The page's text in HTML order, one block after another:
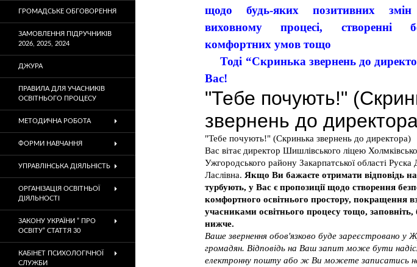
щодо будь-яких позитивних
виховному процесі, створенні
комфортних умов тощо
Тоді “Скринька звернень до
Вас!
ГРОМАДСЬКЕ ОБГОВОРЕННЯ
ЗАМОВЛЕННЯ ПІДРУЧНИКІВ
2026, 2025, 2024
ДЖУРА
ПРАВИЛА ДЛЯ УЧАСНИКІВ
ОСВІТНЬОГО ПРОЦЕСУ
МЕТОДИЧНА РОБОТА
ФОРМИ НАВЧАННЯ
УПРАВЛІНСЬКА ДІЯЛЬНІСТЬ
ОРГАНІЗАЦІЯ ОСВІТНЬОЇ
ДІЯЛЬНОСТІ
ЗАКОНУ УКРАЇНИ ” ПРО
ОСВІТУ” СТАТТЯ 30
КАБІНЕТ ПСИХОЛОГІЧНОЇ
СЛУЖБИ